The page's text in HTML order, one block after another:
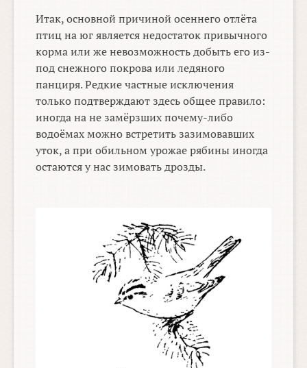
Итак, основной причиной осеннего отлёта
птиц на юг является недостаток привычного
корма или же невозможность добыть его из-
под снежного покрова или ледяного
панциря. Редкие частные исключения
только подтверждают здесь общее правило:
иногда на не замёрзших почему-либо
водоёмах можно встретить зазимовавших
уток, а при обильном урожае рябины иногда
остаются у нас зимовать дрозды.